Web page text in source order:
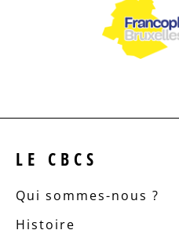
LE CBCS
Qui sommes-nous ?
Histoire